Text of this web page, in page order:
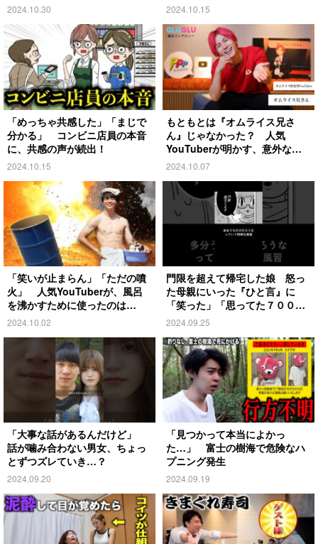
2024.10.30 2024.10.15
「めっちゃ共感した」「まじで
分かる」 コンビニ店員の本音
に、共感の声が続出！
2024.10.15
もともとは『オムライス兄さ
ん』じゃなかった？ 人気
YouTuberが明かす、意外な過
去とは
2024.10.07
「笑いが止まらん」「ただの噴
火」 人気YouTuberが、風呂
を沸かすために使ったのは…
2024.10.02
門限を超えて帰宅した娘 怒っ
た母親にいった『ひと言』に
「笑った」「思ってた７００倍
特殊」
2024.09.25
「大事な話があるんだけど」
話が噛み合わない男女、ちょっ
とずつズレていき…？
2024.09.20
「見つかって本当によかっ
た…」 富士の樹海で危険なハ
プニング発生
2024.09.19